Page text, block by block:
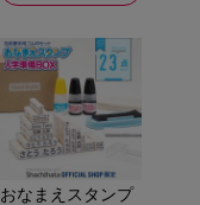
おなまえスタンプ